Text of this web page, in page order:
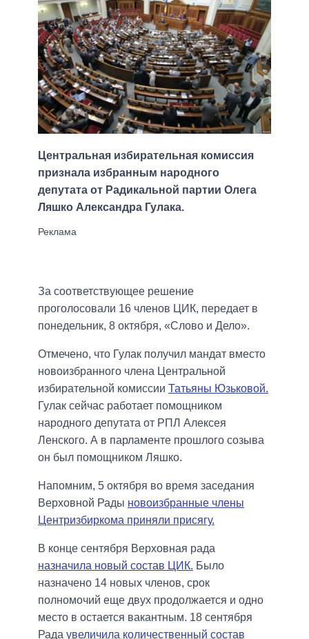
Центральная избирательная комиссия
признала избранным народного
депутата от Радикальной партии Олега
Ляшко Александра Гулака.
За соответствующее решение
проголосовали 16 членов ЦИК, передает в
понедельник, 8 октября, «Слово и Дело».
Отмечено, что Гулак получил мандат вместо
новоизбранного члена Центральной
избирательной комиссии Татьяны Юзьковой.
Гулак сейчас работает помощником
народного депутата от РПЛ Алексея
Ленского. А в парламенте прошлого созыва
он был помощником Ляшко.
Напомним, 5 октября во время заседания
Верховной Рады новоизбранные члены
Центризбиркома приняли присягу.
В конце сентября Верховная рада
назначила новый состав ЦИК. Было
назначено 14 новых членов, срок
полномочий еще двух продолжается и одно
место в остается вакантным. 18 сентября
Рада увеличила количественный состав